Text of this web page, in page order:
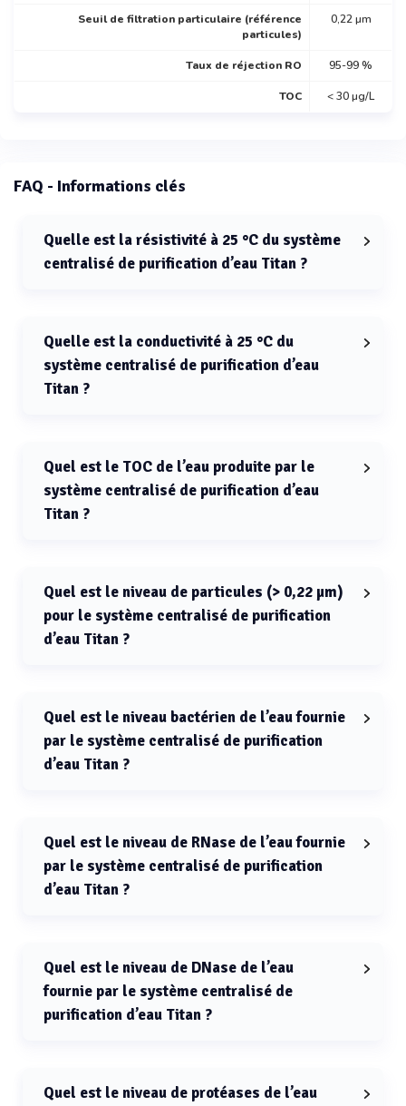
Seuil de filtration particulaire (référence
particules)
0,22 µm
Taux de réjection RO 95-99 %
TOC < 30 µg/L
FAQ - Informations clés
Quelle est la résistivité à 25 °C du système
centralisé de purification d’eau Titan ?
15 MΩ·cm).
Quelle est la conductivité à 25 °C du
système centralisé de purification d’eau
Titan ?
0,1 µS/cm).
Quel est le TOC de l’eau produite par le
système centralisé de purification d’eau
Titan ?
Quel est le niveau de particules (> 0,22 µm)
pour le système centralisé de purification
d’eau Titan ?
pc/µL.
Quel est le niveau bactérien de l’eau fournie
par le système centralisé de purification
d’eau Titan ?
Quel est le niveau de RNase de l’eau fournie
par le système centralisé de purification
d’eau Titan ?
Quel est le niveau de DNase de l’eau
fournie par le système centralisé de
purification d’eau Titan ?
Quel est le niveau de protéases de l’eau